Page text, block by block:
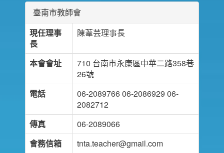
臺南市教師會
現任理事
長
陳葦芸理事長
本會會址
710 台南市永康區中華二路358巷
26號
電話
06-2089766 06-2086929 06-
2082712
傳真
06-2089066
會務信箱
tnta.teacher@gmail.com